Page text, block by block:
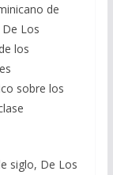
de
De Los
los
sobre los
siglo, De Los